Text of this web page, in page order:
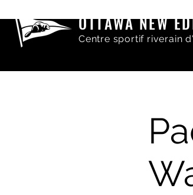
OTTAWA NEW
Centre sportif riverain